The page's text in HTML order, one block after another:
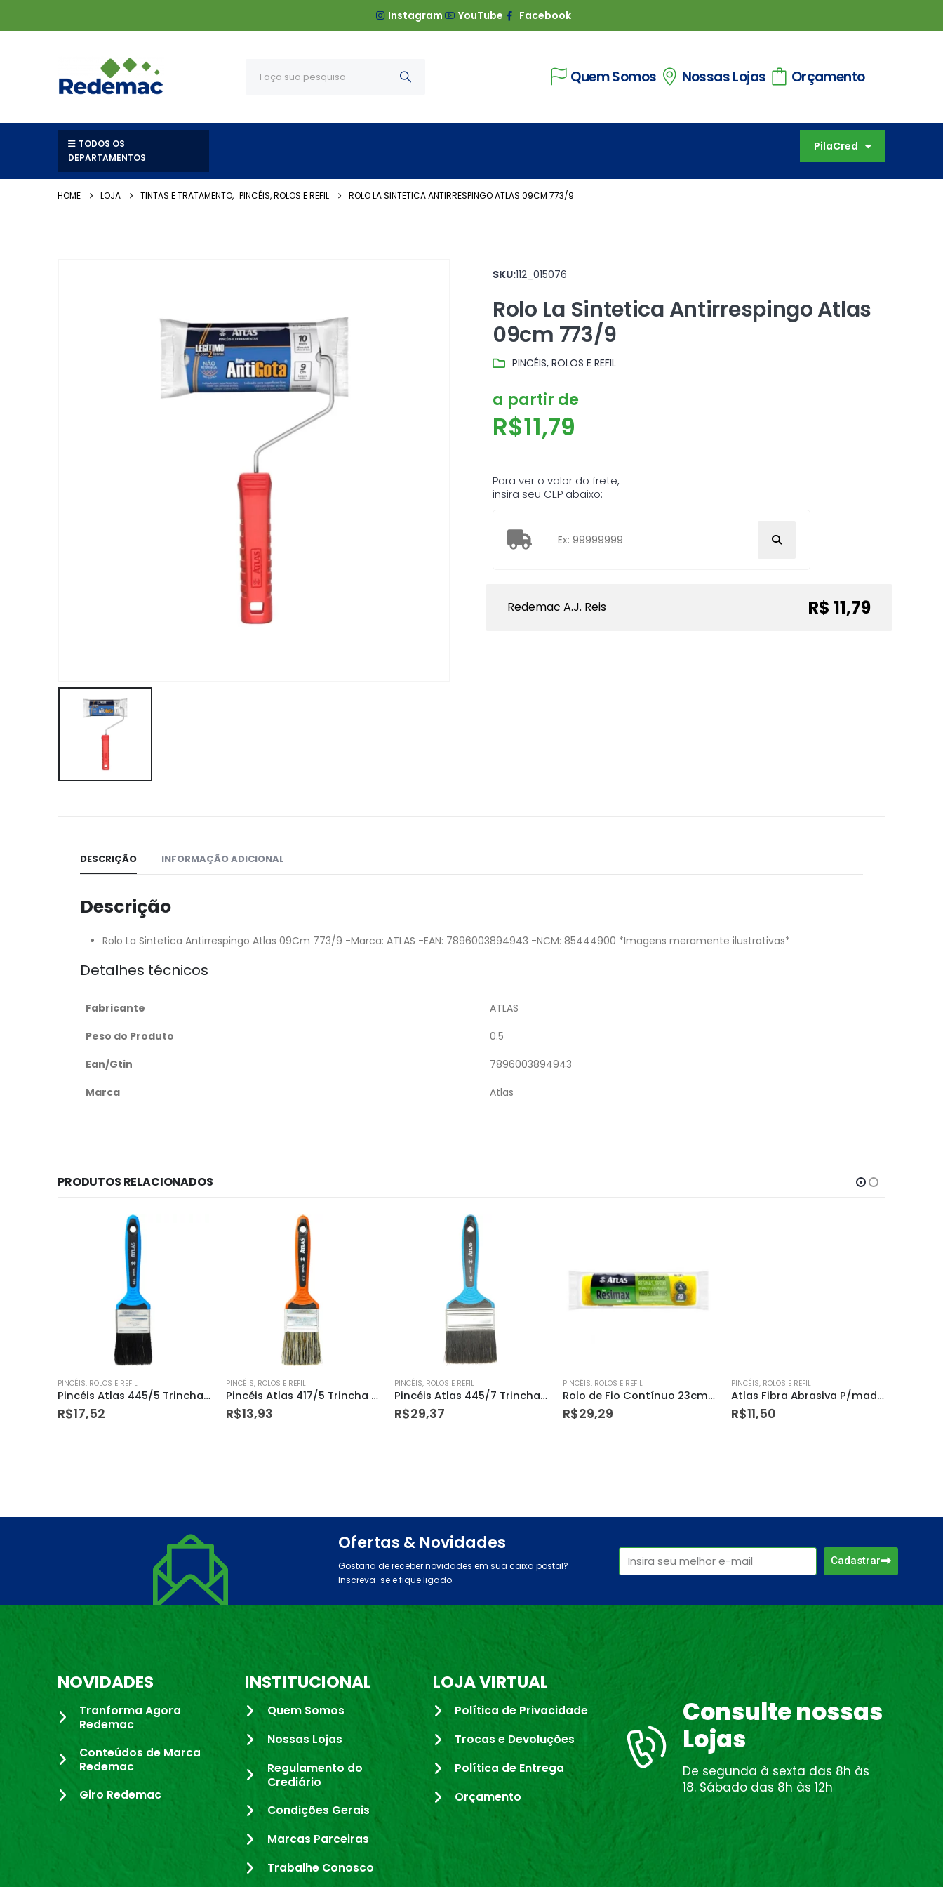
Instagram YouTube Facebook
Quem Somos Nossas Lojas Orçamento
TODOS OS
DEPARTAMENTOS
PilaCred
HOME LOJA TINTAS E TRATAMENTO, PINCÉIS, ROLOS E REFIL ROLO LA SINTETICA ANTIRRESPINGO ATLAS 09CM 773/9
SKU:112_015076
Rolo La Sintetica Antirrespingo Atlas
09cm 773/9
PINCÉIS, ROLOS E REFIL
a partir de
R$11,79
Para ver o valor do frete,
insira seu CEP abaixo:
Redemac A.J. Reis R$ 11,79
DESCRIÇÃO INFORMAÇÃO ADICIONAL
Descrição
Rolo La Sintetica Antirrespingo Atlas 09Cm 773/9 -Marca: ATLAS -EAN: 7896003894943 -NCM: 85444900 *Imagens meramente ilustrativas*
Detalhes técnicos
Fabricante
ATLAS
Peso do Produto
0.5
Ean/Gtin
7896003894943
Marca
Atlas
PRODUTOS RELACIONADOS
PINCÉIS, ROLOS E REFIL
Pincéis Atlas 445/5 Trincha para Pintura Esmalte 2″
R$17,52
PINCÉIS, ROLOS E REFIL
Pincéis Atlas 417/5 Trincha para Pintura Latex&acril 2″
R$13,93
PINCÉIS, ROLOS E REFIL
Pincéis Atlas 445/7 Trincha para Pintura Esmalte 3″
R$29,37
PINCÉIS, ROLOS E REFIL
Rolo de Fio Contínuo 23cm – Atlas
R$29,29
PINCÉIS, ROLOS E REFIL
Atlas Fibra Abrasiva P/madeira 115x290mm – At95/20
R$11,50
Ofertas & Novidades
Gostaria de receber novidades em sua caixa postal?
Inscreva-se e fique ligado.
Cadastrar
NOVIDADES
Tranforma Agora
Redemac
Conteúdos de Marca
Redemac
Giro Redemac
INSTITUCIONAL
Quem Somos
Nossas Lojas
Regulamento do
Crediário
Condições Gerais
Marcas Parceiras
Trabalhe Conosco
LOJA VIRTUAL
Política de Privacidade
Trocas e Devoluções
Política de Entrega
Orçamento
Consulte nossas
Lojas
De segunda à sexta das 8h às
18. Sábado das 8h às 12h